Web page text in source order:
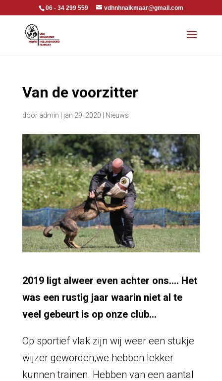
06 - 34 299 559 vdhnhnalkmaar@gmail.com
Van de voorzitter
door admin jan 29, 2020 Nieuws
2019 ligt alweer even achter ons…. Het
was een rustig jaar waarin niet al te
veel gebeurt is op onze club…
Op sportief vlak zijn wij weer een stukje
wijzer geworden,we hebben lekker
kunnen trainen. Hebben van een aantal